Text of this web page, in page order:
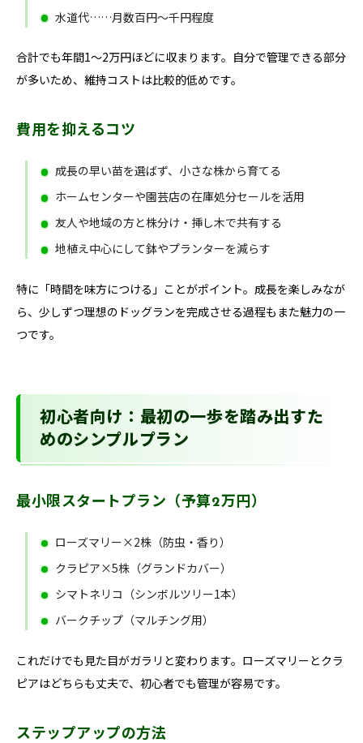
水道代……月数百円〜千円程度
合計でも年間1〜2万円ほどに収まります。自分で管理できる部分
が多いため、維持コストは比較的低めです。
費用を抑えるコツ
成長の早い苗を選ばず、小さな株から育てる
ホームセンターや園芸店の在庫処分セールを活用
友人や地域の方と株分け・挿し木で共有する
地植え中心にして鉢やプランターを減らす
特に「時間を味方につける」ことがポイント。成長を楽しみなが
ら、少しずつ理想のドッグランを完成させる過程もまた魅力の一
つです。
初心者向け：最初の一歩を踏み出すた
めのシンプルプラン
最小限スタートプラン（予算2万円）
ローズマリー×2株（防虫・香り）
クラピア×5株（グランドカバー）
シマトネリコ（シンボルツリー1本）
バークチップ（マルチング用）
これだけでも見た目がガラリと変わります。ローズマリーとクラ
ピアはどちらも丈夫で、初心者でも管理が容易です。
ステップアップの方法